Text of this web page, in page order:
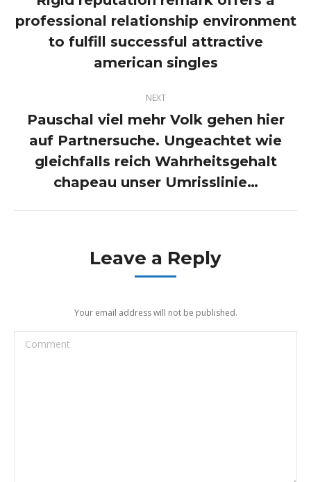
Previous
post:
professional relationship environment
to fulfill successful attractive
american singles
NEXT
Next
post:
Pauschal viel mehr Volk gehen hier
auf Partnersuche. Ungeachtet wie
gleichfalls reich Wahrheitsgehalt
chapeau unser Umrisslinie…
Leave a Reply
Your email address will not be published.
Comment